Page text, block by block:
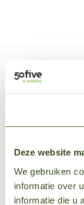
Deze website
We gebruiken
informatie over
informatie die u